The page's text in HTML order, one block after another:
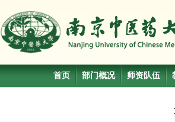
首页 部门概况 师资队伍